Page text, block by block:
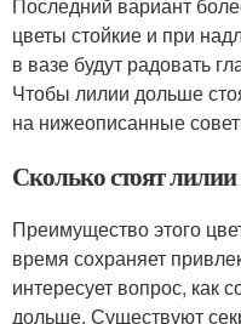
цветы стойкие и при
в вазе будут радовать
Чтобы лилии дольше
на нижеописанные
Сколько стоят лилии
Преимущество этого
время сохраняет
интересует вопрос, как
дольше. Существуют